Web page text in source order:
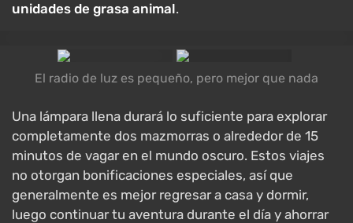
unidades de grasa animal.
El radio de luz es pequeño, pero mejor que nada
Una lámpara llena durará lo suficiente para explorar
completamente dos mazmorras o alrededor de 15
minutos de vagar en el mundo oscuro. Estos viajes
no otorgan bonificaciones especiales, así que
generalmente es mejor regresar a casa y dormir,
luego continuar tu aventura durante el día y ahorrar